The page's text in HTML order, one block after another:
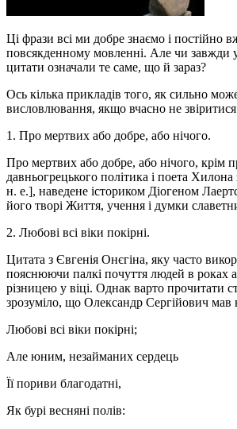
Ці фрази всі ми добре знаємо і постійно
повсякденному мовленні. Але чи завжди
цитати означали те саме, що й зараз?
Ось кілька прикладів того, як сильно
висловлювання, якщо вчасно не
1. Про мертвих або добре, або нічого.
Про мертвих або добре, або нічого, крім
давньогрецького політика і поета
н. е.], наведене істориком Діогеном
його творі Життя, учення і думки
2. Любові всі віки покірні.
Цитата з Євгенія Онєгіна, яку часто
пояснюючи палкі почуття людей в роках
різницею у віці. Однак варто прочитати
зрозуміло, що Олександр Сергійович мав
Любові всі віки покірні;
Але юним, незайманих сердець
Її пориви благодатні,
Як бурі весняні полів: